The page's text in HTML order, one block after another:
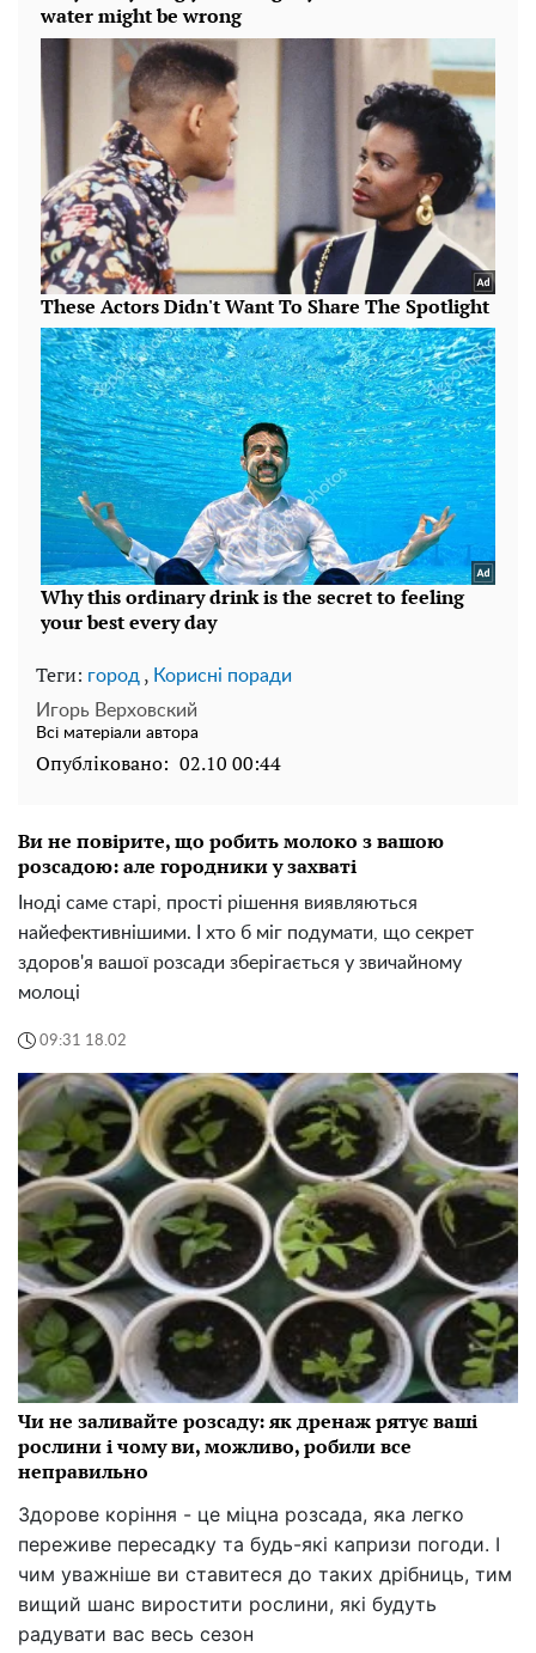
Теги: город , Корисні поради
Игорь Верховский
Всі матеріали автора
Опубліковано: 02.10 00:44
Ви не повірите, що робить молоко з вашою
розсадою: але городники у захваті
Іноді саме старі, прості рішення виявляються
найефективнішими. І хто б міг подумати, що секрет
здоров'я вашої розсади зберігається у звичайному
молоці
09:31 18.02
Чи не заливайте розсаду: як дренаж рятує ваші
рослини і чому ви, можливо, робили все
неправильно
Здорове коріння - це міцна розсада, яка легко
переживе пересадку та будь-які капризи погоди. І
чим уважніше ви ставитеся до таких дрібниць, тим
вищий шанс виростити рослини, які будуть
радувати вас весь сезон